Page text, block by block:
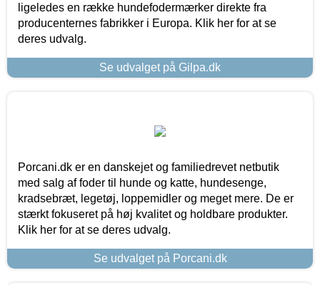
ligeledes en række hundefodermærker direkte fra
producenternes fabrikker i Europa. Klik her for at se
deres udvalg.
Se udvalget på Gilpa.dk
Porcani.dk er en danskejet og familiedrevet netbutik
med salg af foder til hunde og katte, hundesenge,
kradsebræt, legetøj, loppemidler og meget mere. De er
stærkt fokuseret på høj kvalitet og holdbare produkter.
Klik her for at se deres udvalg.
Se udvalget på Porcani.dk